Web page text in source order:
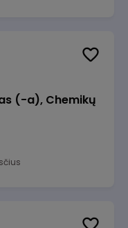
(-a), Chemikų